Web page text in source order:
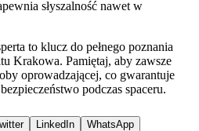
słyszalność nawet w
to klucz do pełnego poznania
Krakowa. Pamiętaj, aby zawsze
oprowadzającej, co gwarantuje
podczas spaceru.
LinkedIn WhatsApp